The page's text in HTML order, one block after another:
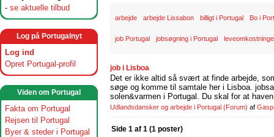
- se aktuelle tilbud
Log på Portugalnyt
Log ind
Opret Portugal-profil
Viden om Portugal
Fakta om Portugal
Rejsen til Portugal
Byer & steder i Portugal
arbejde arbejde Lissabon billigt i Portugal Bo i
job Portugal jobsøgning i Portugal
job i Lisboa
Det er ikke altid så svært at finde arbejde,
søge og komme til samtale her i Lisboa.
solen&varmen i Portugal. Du skal for at
Udlandsdansker og arbejde i Portugal (Forum) af
Side 1 af 1 (1 poster)